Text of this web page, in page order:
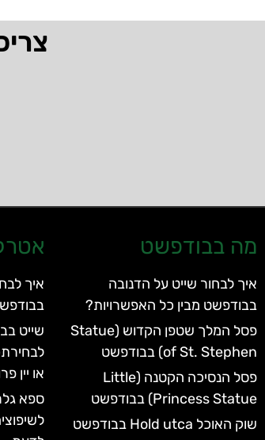
מה בבודפשט
איך לבחור שייט על הדנובה
בבודפשט מבין כל האפשרויות?
פסל המלך שטפן הקדוש (Statue
of St. Stephen) בבודפשט
פסל הנסיכה הקטנה (Little
Princess Statue) בבודפשט
שוק האוכל Hold utca בבודפשט
איך
שייט
או יין
ספא